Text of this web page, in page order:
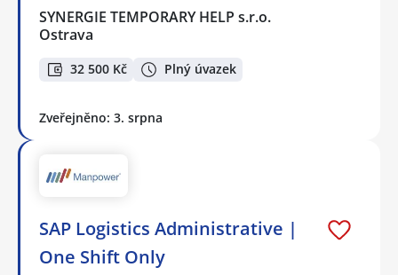
SYNERGIE TEMPORARY HELP s.r.o.
Ostrava
32 500 Kč Plný úvazek
Zveřejněno: 3. srpna
SAP Logistics Administrative |
One Shift Only